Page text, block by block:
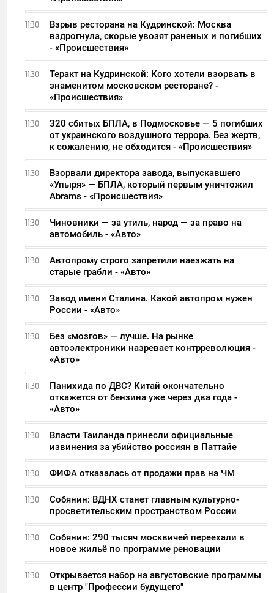
11:30
Взрыв ресторана на Кудринской: Москва
вздрогнула, скорые увозят раненых и погибших
- «Происшествия»
11:30
Теракт на Кудринской: Кого хотели взорвать в
знаменитом московском ресторане? -
«Происшествия»
11:30
320 сбитых БПЛА, в Подмосковье — 5 погибших
от украинского воздушного террора. Без жертв,
к сожалению, не обходится - «Происшествия»
11:30
Взорвали директора завода, выпускавшего
«Упыря» — БПЛА, который первым уничтожил
Abrams - «Происшествия»
11:30
Чиновники — за утиль, народ — за право на
автомобиль - «Авто»
11:30
Автопрому строго запретили наезжать на
старые грабли - «Авто»
11:30
Завод имени Сталина. Какой автопром нужен
России - «Авто»
11:30
Без «мозгов» — лучше. На рынке
автоэлектроники назревает контрреволюция -
«Авто»
11:30
Панихида по ДВС? Китай окончательно
откажется от бензина уже через два года -
«Авто»
11:30
Власти Таиланда принесли официальные
извинения за убийство россиян в Паттайе
11:30 ФИФА отказалась от продажи прав на ЧМ
11:30
Собянин: ВДНХ станет главным культурно-
просветительским пространством России
11:30
Собянин: 290 тысяч москвичей переехали в
новое жильё по программе реновации
11:30
Открывается набор на августовские программы
в центр "Профессии будущего"